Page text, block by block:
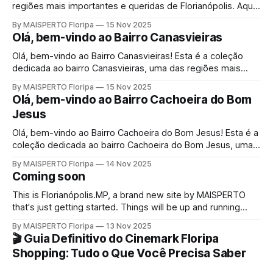
regiões mais importantes e queridas de Florianópolis. Aqui
eventos, gastronomia, turismo, história, serviços,
experiências locais e muito mais — tudo organizado
automaticamente através das tags relacionadas ao bairro.
Mais do que um simples filtro,
By MAISPERTO Floripa 15 Nov 2025
Olá, bem-vindo ao Bairro Canasvieiras
Olá, bem-vindo ao Bairro Canasvieiras! Esta é a coleção
dedicada ao bairro Canasvieiras, uma das regiões mais
...
By MAISPERTO Floripa 15 Nov 2025
Olá, bem-vindo ao Bairro Cachoeira do Bom
Jesus
Olá, bem-vindo ao Bairro Cachoeira do Bom Jesus! Esta é a
coleção dedicada ao bairro Cachoeira do Bom Jesus, uma
Aqui você encontra ...
By MAISPERTO Floripa 14 Nov 2025
Coming soon
This is Florianópolis.MP, a brand new site by MAISPERTO
that's just getting started. Things will be up and running
like to stay up to date and receive emails when new
content is published!
By MAISPERTO Floripa 13 Nov 2025
🎬 Guia Definitivo do Cinemark Floripa
Shopping: Tudo o Que Você Precisa Saber